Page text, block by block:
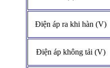
Điện áp ra khi hàn (V)
Điện áp không tải (V)